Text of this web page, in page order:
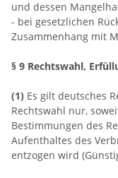
und dessen
- bei gesetzlichen
Zusammenhang mit
§ 9 Rechtswahl,
(1) Es gilt deutsches
Rechtswahl nur,
Bestimmungen des
Aufenthaltes des
entzogen wird